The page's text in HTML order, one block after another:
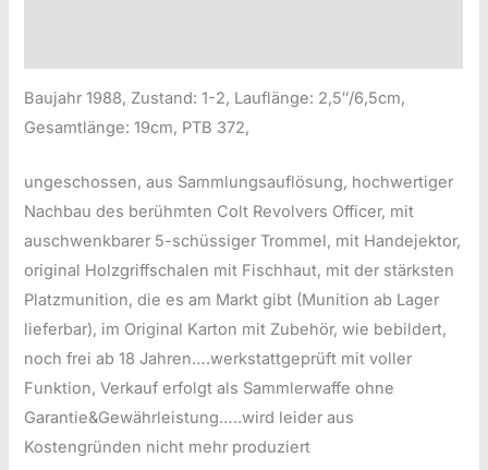
Baujahr 1988, Zustand: 1-2, Lauflänge: 2,5″/6,5cm,
Gesamtlänge: 19cm, PTB 372,
ungeschossen, aus Sammlungsauflösung, hochwertiger
Nachbau des berühmten Colt Revolvers Officer, mit
auschwenkbarer 5-schüssiger Trommel, mit Handejektor,
original Holzgriffschalen mit Fischhaut, mit der stärksten
Platzmunition, die es am Markt gibt (Munition ab Lager
lieferbar), im Original Karton mit Zubehör, wie bebildert,
noch frei ab 18 Jahren….werkstattgeprüft mit voller
Funktion, Verkauf erfolgt als Sammlerwaffe ohne
Garantie&Gewährleistung…..wird leider aus
Kostengründen nicht mehr produziert